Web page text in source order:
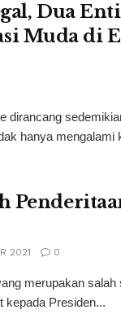
Dua
Muda di
dirancang
hanya mengalami
2021 0
merupakan
kepada Presiden...